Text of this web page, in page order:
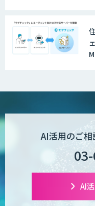
AI活用のご
AI